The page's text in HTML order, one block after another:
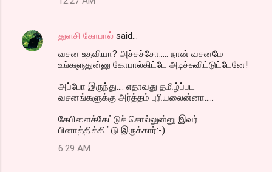
துளசி கோபால் said…
வசன உதவியா? அச்சச்சோ..... நான் வசனமே
உங்களுதுன்னு கோபால்கிட்டே அடிச்சுவிட்டுட்டேனே!
அப்போ இருந்து.... எதாவது தமிழ்ப்பட
வசனங்களுக்கு அர்த்தம் புரியலைன்னா.....
கேபிளைக்கேட்டுச் சொல்லுன்னு இவர்
பினாத்திக்கிட்டு இருக்கார்:-)
6:29 AM